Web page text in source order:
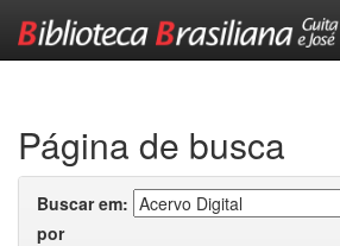
Página de busca
Buscar em:
por